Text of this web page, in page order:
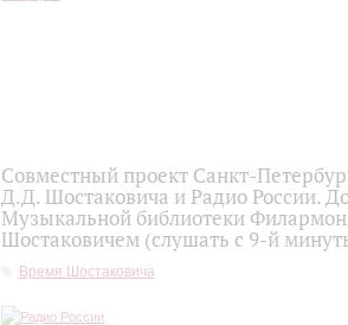
Совместный проект Санкт-
Д.Д. Шостаковича и Радио России.
Музыкальной библиотеки
Шостаковичем (слушать с 9-й
Время Шостаковича